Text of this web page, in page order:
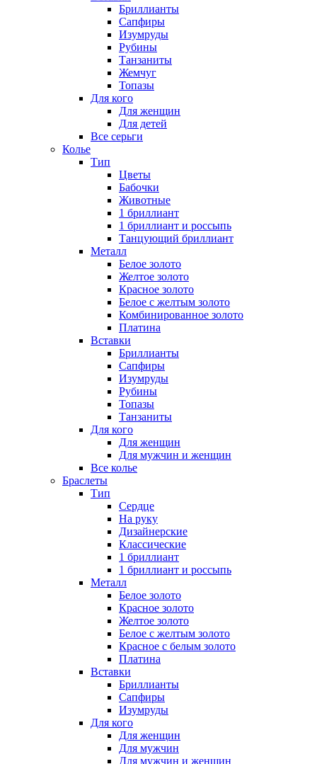
Бриллианты
Сапфиры
Изумруды
Рубины
Танзаниты
Жемчуг
Топазы
Для кого
Для женщин
Для детей
Все серьги
Колье
Тип
Цветы
Бабочки
Животные
1 бриллиант
1 бриллиант и россыпь
Танцующий бриллиант
Металл
Белое золото
Желтое золото
Красное золото
Белое с желтым золото
Комбинированное золото
Платина
Вставки
Бриллианты
Сапфиры
Изумруды
Рубины
Топазы
Танзаниты
Для кого
Для женщин
Для мужчин и женщин
Все колье
Браслеты
Тип
Сердце
На руку
Дизайнерские
Классические
1 бриллиант
1 бриллиант и россыпь
Металл
Белое золото
Красное золото
Желтое золото
Белое с желтым золото
Красное с белым золото
Платина
Вставки
Бриллианты
Сапфиры
Изумруды
Для кого
Для женщин
Для мужчин
Для мужчин и женщин